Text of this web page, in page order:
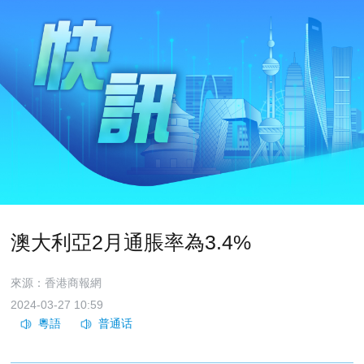
澳大利亞2月通脹率為3.4%
來源：香港商報網
2024-03-27 10:59